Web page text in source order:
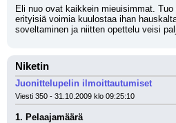
Eli nuo ovat kaikkein mieuisimmat.
erityisiä voimia kuulostaa ihan
soveltaminen ja niitten opettelu veisi
Niketin
Juonittelupelin ilmoittautumiset
Viesti 350 - 31.10.2009 klo 09:25:10
1. Pelaajamäärä